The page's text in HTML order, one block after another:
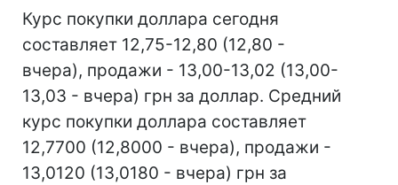
Курс покупки доллара сегодня
составляет 12,75-12,80 (12,80 -
вчера), продажи - 13,00-13,02 (13,00-
13,03 - вчера) грн за доллар. Средний
курс покупки доллара составляет
12,7700 (12,8000 - вчера), продажи -
13,0120 (13,0180 - вчера) грн за